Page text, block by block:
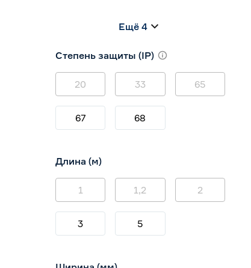
2700-3000 (теплый)
3800-4200 (дневной)
4000 (нейтральный)
1
Ещё 4
Степень защиты (IP)
20 33 65
67 68
Длина (м)
1 1,2 2
3 5